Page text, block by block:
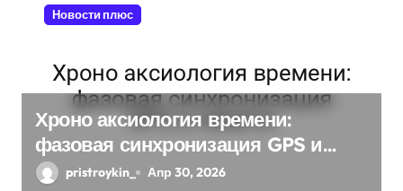
Новости плюс
Хроно аксиология времени:
фазовая синхронизация GPS и
памяти
pristroykin_ Апр 30, 2026